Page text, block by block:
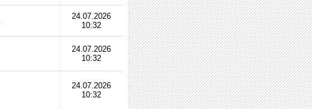
24.07.2026
10:32
24.07.2026
10:32
24.07.2026
10:32